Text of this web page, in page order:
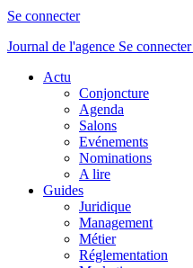
Se connecter
Journal de l'agence Se connecter
Actu
Conjoncture
Agenda
Salons
Evénements
Nominations
A lire
Guides
Juridique
Management
Métier
Réglementation